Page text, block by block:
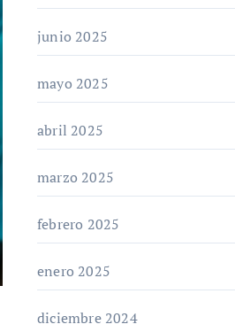
junio 2025
mayo 2025
abril 2025
marzo 2025
febrero 2025
enero 2025
diciembre 2024